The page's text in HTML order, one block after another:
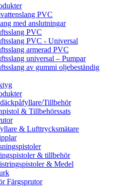
PVC
med anslutningar
PVC
PVC - Universal
armerad PVC
universal – Pumpar
av gummi oljebeständig
Tillbehör
& Tillbehörssats
& Lufttrycksmätare
& tillbehör
& Medel
Färgsprutor